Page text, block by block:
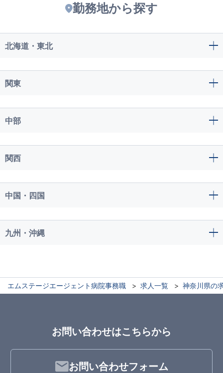
勤務地から探す
北海道・東北
関東
中部
関西
中国・四国
九州・沖縄
エムステージエージェント病院事務職 求人一覧 神奈川県の
お問い合わせはこちらから
お問い合わせフォーム